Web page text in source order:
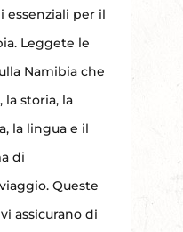
essenziali per il
Leggete le
Namibia che
la storia, la
la lingua e il
di
Queste
assicurano di